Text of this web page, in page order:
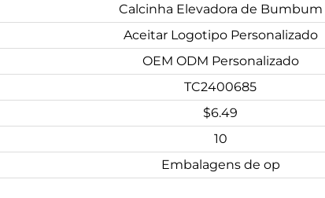
Calcinha Elevadora de Bumbum
Aceitar Logotipo Personalizado
OEM ODM Personalizado
TC2400685
$6.49
10
Embalagens de op